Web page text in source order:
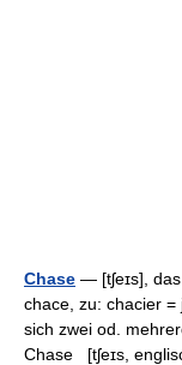
Chase — [tʃeɪs],
chace, zu: chacier
sich zwei od.
Chase [tʃeɪs,